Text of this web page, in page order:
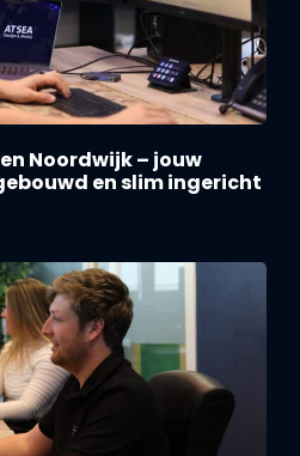
Noordwijk – jouw
en slim ingericht